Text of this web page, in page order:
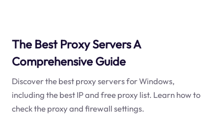
The Best Proxy Servers A
Comprehensive Guide
Discover the best proxy servers for Windows,
including the best IP and free proxy list. Learn how to
check the proxy and firewall settings.